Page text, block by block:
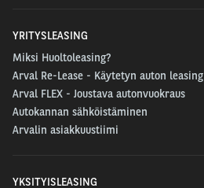
YRITYSLEASING
Miksi Huoltoleasing?
Arval Re-Lease - Käytetyn auton leasing
Arval FLEX - Joustava autonvuokraus
Autokannan sähköistäminen
Arvalin asiakkuustiimi
YKSITYISLEASING